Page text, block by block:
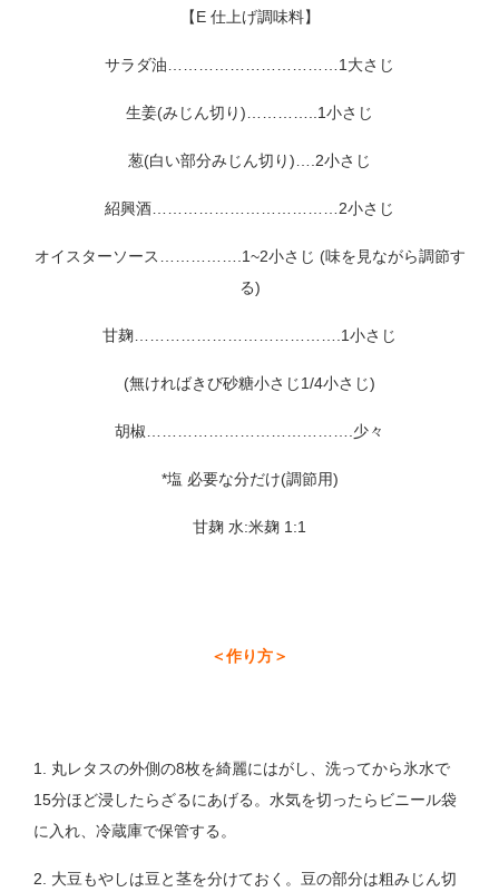
【E 仕上げ調味料】
サラダ油……………………………1大さじ
生姜(みじん切り)…………..1小さじ
葱(白い部分みじん切り)….2小さじ
紹興酒………………………………2小さじ
オイスターソース…………….1~2小さじ (味を見ながら調節す
る)
甘麹………………………………….1小さじ
(無ければきび砂糖小さじ1/4小さじ)
胡椒………………………………….少々
*塩 必要な分だけ(調節用)
甘麹 水:米麹 1:1
＜作り方＞
1. 丸レタスの外側の8枚を綺麗にはがし、洗ってから氷水で
15分ほど浸したらざるにあげる。水気を切ったらビニール袋
に入れ、冷蔵庫で保管する。
2. 大豆もやしは豆と茎を分けておく。豆の部分は粗みじん切